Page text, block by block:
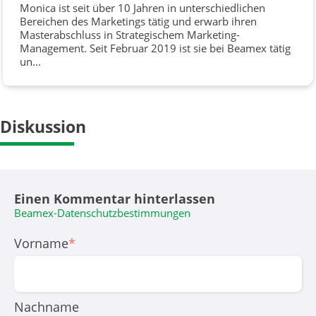
Monica ist seit über 10 Jahren in unterschiedlichen
Bereichen des Marketings tätig und erwarb ihren
Masterabschluss in Strategischem Marketing-
Management. Seit Februar 2019 ist sie bei Beamex tätig
un...
Diskussion
Einen Kommentar hinterlassen
Beamex-Datenschutzbestimmungen
Vorname*
Nachname